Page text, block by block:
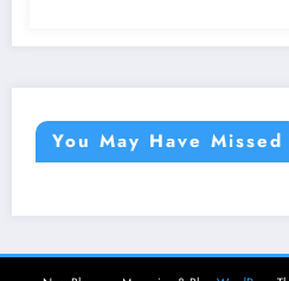
You May Have Missed